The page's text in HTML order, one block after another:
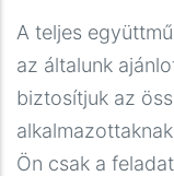
A agilidade no
das maiores
permitindo que
segundos.
se emcasinos
A teljes
az általunk
biztosítjuk az
Ön csak a